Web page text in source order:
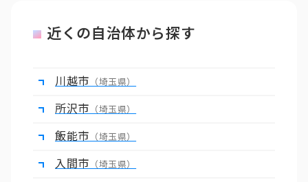
近くの自治体から探す
川越市 （埼玉県）
所沢市 （埼玉県）
飯能市 （埼玉県）
入間市 （埼玉県）